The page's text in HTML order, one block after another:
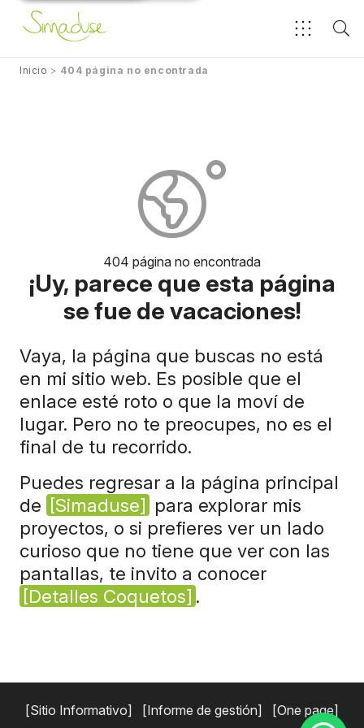
Inicio > 404 página no encontrada
404 página no encontrada
¡Uy, parece que esta página
se fue de vacaciones!
Vaya, la página que buscas no está
en mi sitio web. Es posible que el
enlace esté roto o que la moví de
lugar. Pero no te preocupes, no es el
final de tu recorrido.
Puedes regresar a la página principal
de
Simaduse
para explorar mis
proyectos, o si prefieres ver un lado
curioso que no tiene que ver con las
pantallas, te invito a conocer
Detalles Coquetos .
Sitio Informativo Informe de gestión One page